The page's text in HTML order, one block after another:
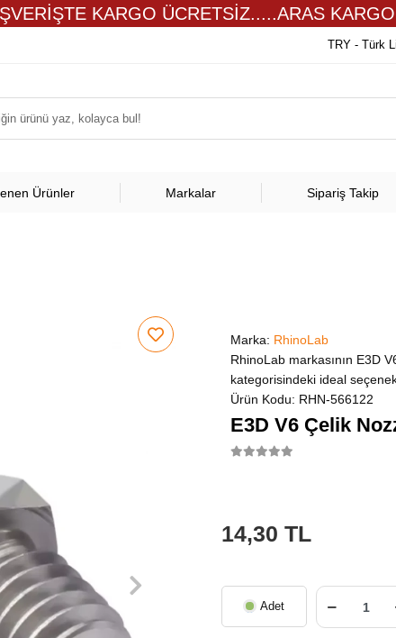
KARGO ÜCRETSİZ.....ARAS
TRY - Türk
Ürünler Markalar Sipariş Takip
Marka: RhinoLab
RhinoLab markasının E3D
kategorisindeki ideal
Ürün Kodu: RHN-566122
E3D V6 Çelik
14,30 TL
Adet